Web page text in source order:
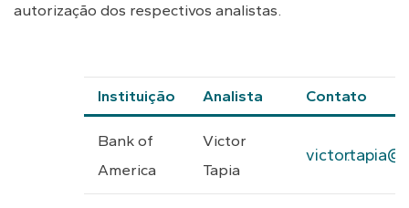
autorização dos respectivos analistas.
Instituição Analista Contato
Bank of
America
Victor
Tapia